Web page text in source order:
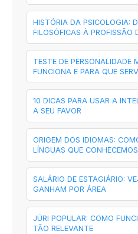
HISTÓRIA DA PSICOLOGIA:
FILOSÓFICAS À PROFISSÃO
TESTE DE PERSONALIDADE
FUNCIONA E PARA QUE
10 DICAS PARA USAR A
A SEU FAVOR
ORIGEM DOS IDIOMAS:
LÍNGUAS QUE
SALÁRIO DE ESTAGIÁRIO:
GANHAM POR ÁREA
JÚRI POPULAR: COMO
TÃO RELEVANTE